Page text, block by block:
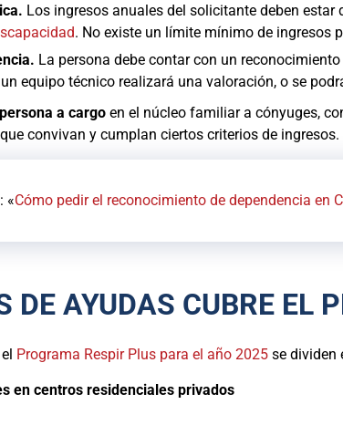
Los ingresos anuales del solicitante deben estar
. No existe un límite mínimo de ingresos
La persona debe contar con un
equipo técnico realizará una valoración, o se
a cargo en el núcleo familiar a cónyuges,
convivan y cumplan ciertos criterios de ingresos.
«Cómo pedir el reconocimiento de dependencia en
DE AYUDAS CUBRE EL
Programa Respir Plus para el año 2025 se dividen
en centros residenciales privados